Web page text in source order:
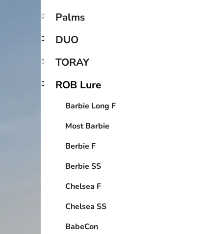
r
n
n
í
p
o
i
Palms
DUO
TORAY
ROB Lure
Barbie Long F
Most Barbie
Berbie F
Berbie SS
Chelsea F
Chelsea SS
BabeCon